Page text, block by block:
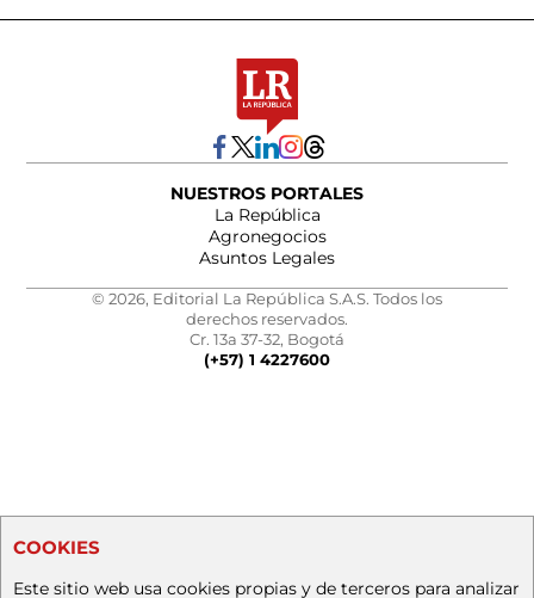
NUESTROS PORTALES
La República
Agronegocios
Asuntos Legales
© 2026, Editorial La República S.A.S. Todos los
derechos reservados.
Cr. 13a 37-32, Bogotá
(+57) 1 4227600
COOKIES
Este sitio web usa cookies propias y de terceros para analizar